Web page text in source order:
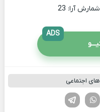
23
ADS
اجتماعی
لینکدین